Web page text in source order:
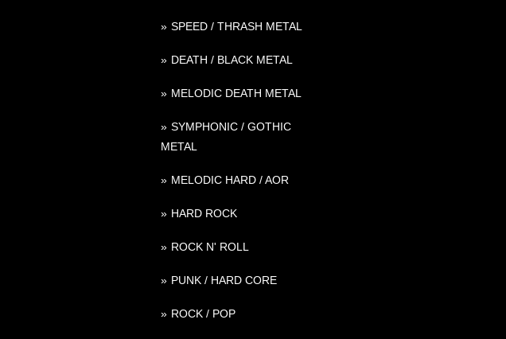
SPEED / THRASH METAL
DEATH / BLACK METAL
MELODIC DEATH METAL
SYMPHONIC / GOTHIC
METAL
MELODIC HARD / AOR
HARD ROCK
ROCK N' ROLL
PUNK / HARD CORE
ROCK / POP